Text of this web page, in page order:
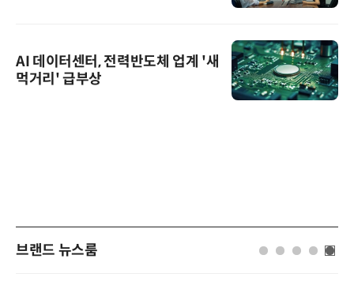
AI 데이터센터, 전력반도체 업계 '새
먹거리' 급부상
브랜드 뉴스룸